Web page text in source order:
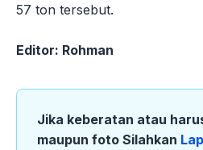
57 ton tersebut.
Editor: Rohman
Jika keberatan atau
maupun foto Silahkan